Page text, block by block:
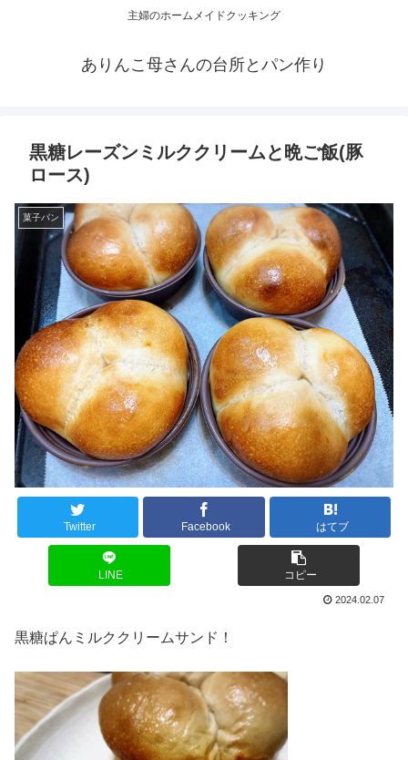
主婦のホームメイドクッキング
ありんこ母さんの台所とパン作り
黒糖レーズンミルククリームと晩ご飯(豚
ロース)
菓子パン
Twitter Facebook はてブ
LINE コピー
2024.02.07
黒糖ぱんミルククリームサンド！